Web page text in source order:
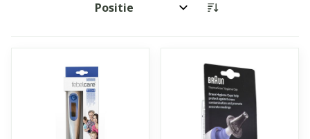
Sorteer op: